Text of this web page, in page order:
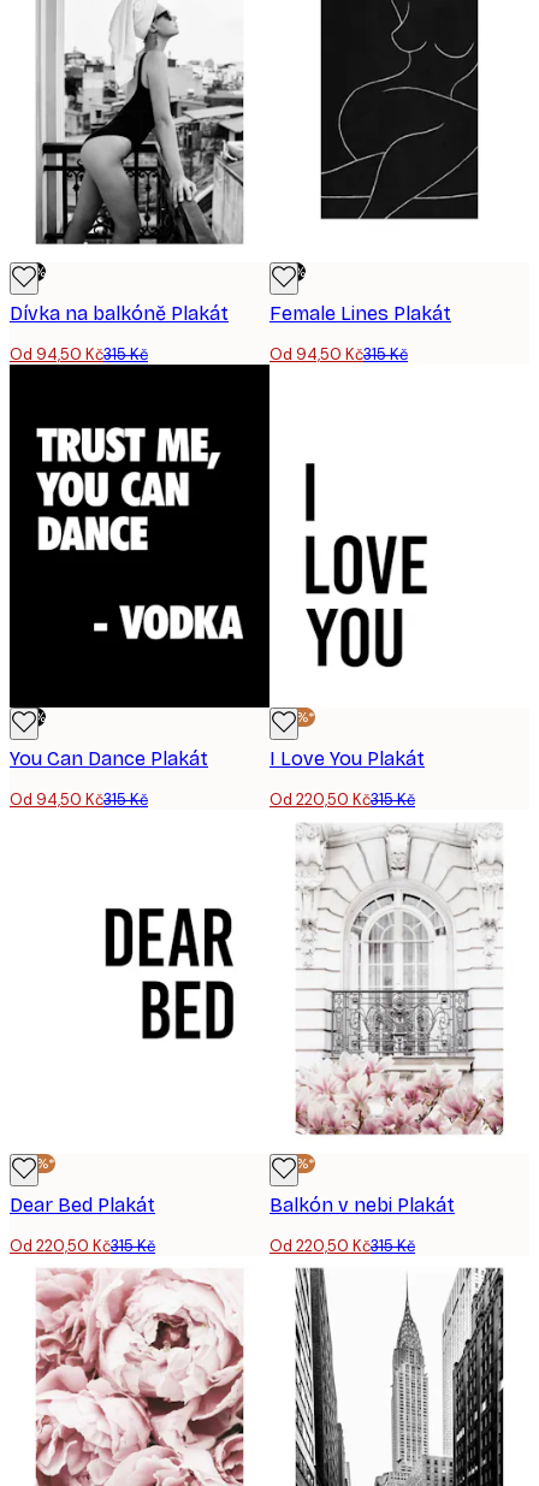
-70%
Dívka na balkóně Plakát
Od 94,50 Kč315 Kč
-70%
Female Lines Plakát
Od 94,50 Kč315 Kč
-70%
You Can Dance Plakát
Od 94,50 Kč315 Kč
-30%*
I Love You Plakát
Od 220,50 Kč315 Kč
-30%*
Dear Bed Plakát
Od 220,50 Kč315 Kč
-30%*
Balkón v nebi Plakát
Od 220,50 Kč315 Kč